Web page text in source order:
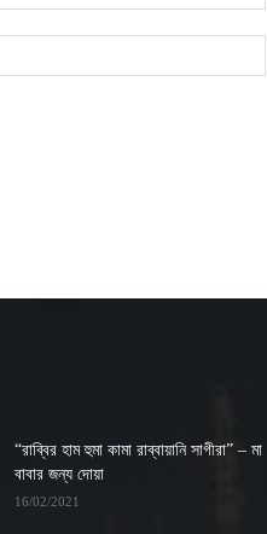
“রাব্বির হাম হুমা কামা রাব্বায়ানি সাগীরা” – মা
বাবার জন্য দোয়া
16/02/2021